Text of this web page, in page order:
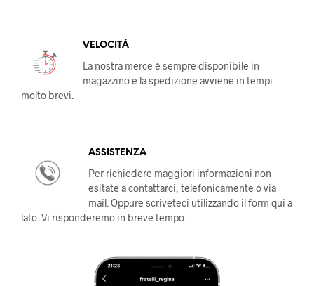
VELOCITÁ
La nostra merce è sempre disponibile in
magazzino e la spedizione avviene in tempi
molto brevi.
ASSISTENZA
Per richiedere maggiori informazioni non
esitate a contattarci, telefonicamente o via
mail. Oppure scriveteci utilizzando il form qui a
lato. Vi risponderemo in breve tempo.